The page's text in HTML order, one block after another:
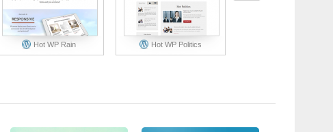
Hot WP Rain Hot WP Politics